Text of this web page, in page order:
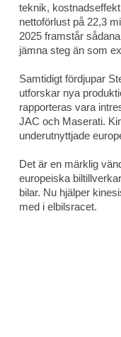
teknik,
nettoförlust på 22,3
2025 framstår
jämna steg än som
Samtidigt fördjupar
utforskar nya
rapporteras vara
JAC och Maserati.
underutnyttjade
Det är en märklig
europeiska
bilar. Nu hjälper
med i elbilsracet.